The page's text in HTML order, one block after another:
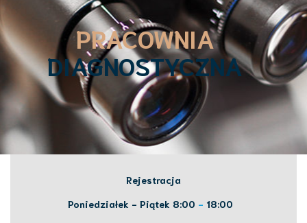
PRACOWNIA
DIAGNOSTYCZNA
Rejestracja
Poniedziałek - Piątek 8:00 - 18:00